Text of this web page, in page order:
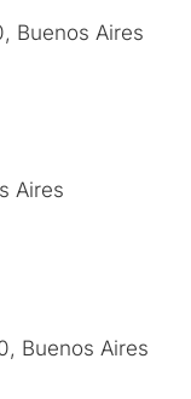
Buenos Aires
Aires
Buenos Aires